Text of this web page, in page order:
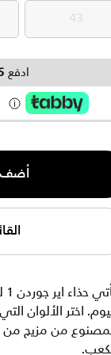
43
43
ادفع
أضف
اختر الألوان